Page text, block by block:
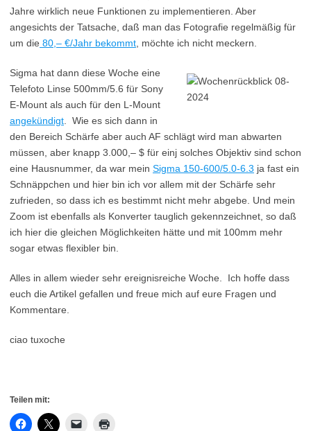
Jahre wirklich neue Funktionen zu implementieren. Aber
angesichts der Tatsache, daß man das Fotografie regelmäßig für
um die 80,– €/Jahr bekommt , möchte ich nicht meckern.
Sigma hat dann diese Woche eine
Telefoto Linse 500mm/5.6 für Sony
E-Mount als auch für den L-Mount
angekündigt . Wie es sich dann in
den Bereich Schärfe aber auch AF schlägt wird man abwarten
müssen, aber knapp 3.000,– $ für einj solches Objektiv sind schon
eine Hausnummer, da war mein Sigma 150-600/5.0-6.3 ja fast ein
Schnäppchen und hier bin ich vor allem mit der Schärfe sehr
zufrieden, so dass ich es bestimmt nicht mehr abgebe. Und mein
Zoom ist ebenfalls als Konverter tauglich gekennzeichnet, so daß
ich hier die gleichen Möglichkeiten hätte und mit 100mm mehr
sogar etwas flexibler bin.
Alles in allem wieder sehr ereignisreiche Woche. Ich hoffe dass
euch die Artikel gefallen und freue mich auf eure Fragen und
Kommentare.
ciao tuxoche
Teilen mit: